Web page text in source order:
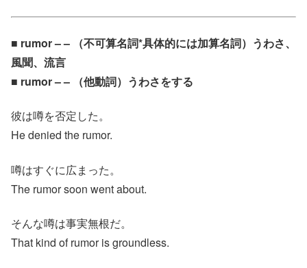
■ rumor – – （不可算名詞*具体的には加算名詞）うわさ、
風聞、流言
■ rumor – – （他動詞）うわさをする
彼は噂を否定した。
He denied the rumor.
噂はすぐに広まった。
The rumor soon went about.
そんな噂は事実無根だ。
That kind of rumor is groundless.